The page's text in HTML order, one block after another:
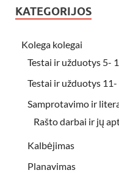
KATEGORIJOS
Kolega kolegai
Testai ir užduotys 5-
Testai ir užduotys
Samprotavimo ir
Rašto darbai ir jų
Kalbėjimas
Planavimas